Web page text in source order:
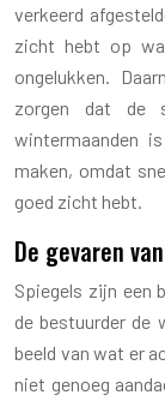
verkeerd
zicht hebt op
ongelukken.
zorgen dat de
wintermaanden
maken, omdat
goed zicht hebt.
De gevaren
Spiegels zijn een
de bestuurder de
beeld van wat er
niet genoeg